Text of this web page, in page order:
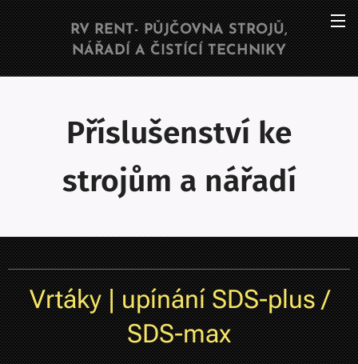
RV RENT- PŮJČOVNA STROJŮ,
NÁŘADÍ A ČISTÍCÍ TECHNIKY
Příslušenství ke
strojům a nářadí
Vrtáky | upínání SDS-plus /
SDS-max